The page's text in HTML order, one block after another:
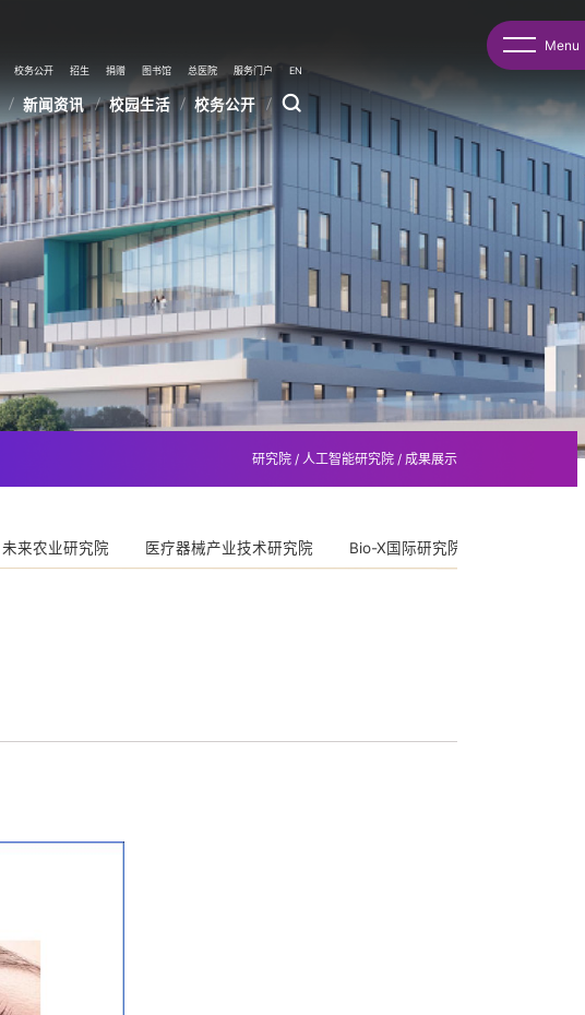
校务公开 招生 捐赠 图书馆 总医院 服务门户 EN
新闻资讯 校园生活 校务公开
Menu
研究院 / 人工智能研究院 / 成果展示
未来农业研究院 医疗器械产业技术研究院 Bio-X国际研究院